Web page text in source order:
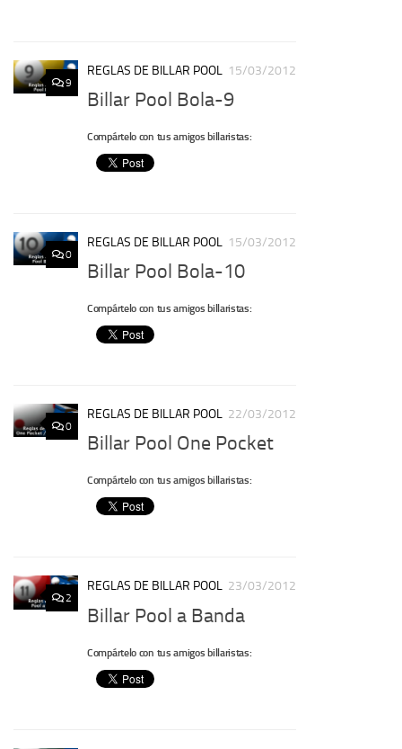
9
REGLAS DE BILLAR POOL 15/03/2012
Billar Pool Bola-9
Compártelo con tus amigos billaristas:
0
REGLAS DE BILLAR POOL 15/03/2012
Billar Pool Bola-10
Compártelo con tus amigos billaristas:
0
REGLAS DE BILLAR POOL 22/03/2012
Billar Pool One Pocket
Compártelo con tus amigos billaristas:
2
REGLAS DE BILLAR POOL 23/03/2012
Billar Pool a Banda
Compártelo con tus amigos billaristas: